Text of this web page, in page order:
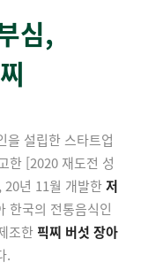
심,
을 설립한 스타트업
한 [2020 재도전 성
20년 11월 개발한저
한국의 전통음식인
조한 픽찌 버섯 장아
.